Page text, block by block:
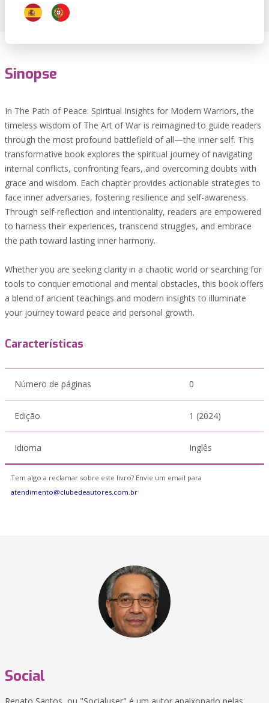
Sinopse
In The Path of Peace: Spiritual Insights for Modern Warriors, the
timeless wisdom of The Art of War is reimagined to guide readers
through the most profound battlefield of all—the inner self. This
transformative book explores the spiritual journey of navigating
internal conflicts, confronting fears, and overcoming doubts with
grace and wisdom. Each chapter provides actionable strategies to
face inner adversaries, fostering resilience and self-awareness.
Through self-reflection and intentionality, readers are empowered
to harness their experiences, transcend struggles, and embrace
the path toward lasting inner harmony.
Whether you are seeking clarity in a chaotic world or searching for
tools to conquer emotional and mental obstacles, this book offers
a blend of ancient teachings and modern insights to illuminate
your journey toward peace and personal growth.
Características
Número de páginas 0
Edição 1 (2024)
Idioma Inglês
Tem algo a reclamar sobre este livro? Envie um email para
atendimento@clubedeautores.com.br
Social